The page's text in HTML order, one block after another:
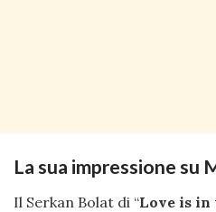
La sua impressione su
Il Serkan Bolat di “Love is in